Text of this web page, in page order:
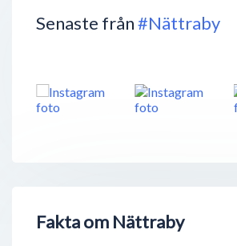
Senaste från#Nättraby
Fakta om Nättraby